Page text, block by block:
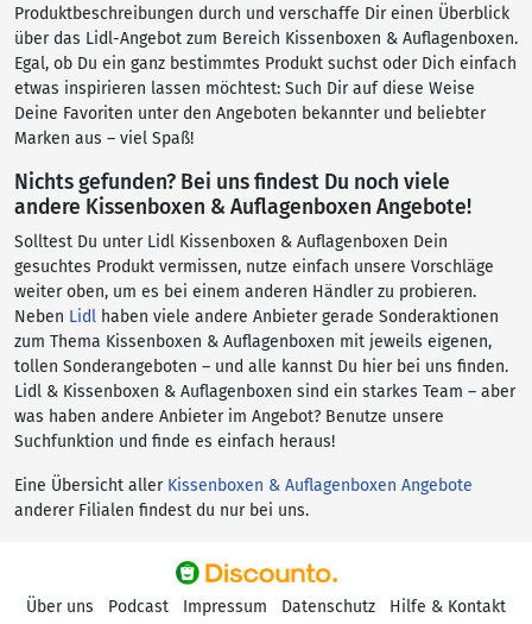
Produktbeschreibungen durch und verschaffe Dir einen Überblick
über das Lidl-Angebot zum Bereich Kissenboxen & Auflagenboxen.
Egal, ob Du ein ganz bestimmtes Produkt suchst oder Dich einfach
etwas inspirieren lassen möchtest: Such Dir auf diese Weise
Deine Favoriten unter den Angeboten bekannter und beliebter
Marken aus – viel Spaß!
Nichts gefunden? Bei uns findest Du noch viele
andere Kissenboxen & Auflagenboxen Angebote!
Solltest Du unter Lidl Kissenboxen & Auflagenboxen Dein
gesuchtes Produkt vermissen, nutze einfach unsere Vorschläge
weiter oben, um es bei einem anderen Händler zu probieren.
Neben Lidl haben viele andere Anbieter gerade Sonderaktionen
zum Thema Kissenboxen & Auflagenboxen mit jeweils eigenen,
tollen Sonderangeboten – und alle kannst Du hier bei uns finden.
Lidl & Kissenboxen & Auflagenboxen sind ein starkes Team – aber
was haben andere Anbieter im Angebot? Benutze unsere
Suchfunktion und finde es einfach heraus!
Eine Übersicht aller Kissenboxen & Auflagenboxen Angebote
anderer Filialen findest du nur bei uns.
Über uns Podcast Impressum Datenschutz Hilfe & Kontakt